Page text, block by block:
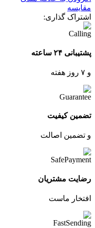
مقایسه
اشتراک گذاری:
پشتیبانی ۲۴ ساعته
و ۷ روز هفته
تضمین کیفیت
و تضمین اصالت
رضایت مشتریان
افتخار ماست